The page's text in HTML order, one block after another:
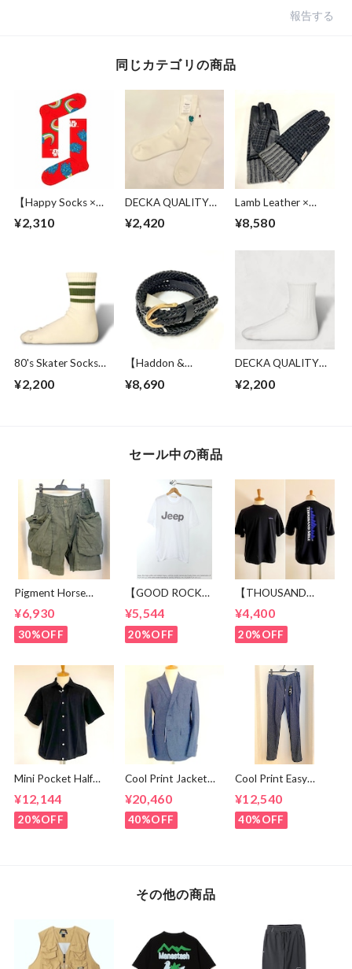
報告する
同じカテゴリの商品
【Happy Socks ×
Star Wars】
Millennium Falcon
¥2,310
DECKA QUALITY
SOCKS BY BRÚ NA
BÓINNE Pile Socks
¥2,420
Lamb Leather ×
Harris Tweed
Combination
¥8,580
80's Skater Socks
Short Length
¥2,200
【Haddon &
Leather Weaving
¥8,690
DECKA QUALITY
Ribbed Socks |
¥2,200
セール中の商品
Pigment Horse
Cloth Camping Easy
Shorts Olive
¥6,930
30%OFF
【GOOD ROCK
SPEED】 Jeep®
Logo T-shirt
White
¥5,544
20%OFF
【THOUSAND
MILE】 Short Sleeve
Print T-shirt Vertical
Logo Black
¥4,400
20%OFF
Mini Pocket Half
¥12,144
20%OFF
Cool Print Jacket
¥20,460
40%OFF
Cool Print Easy
¥12,540
40%OFF
その他の商品